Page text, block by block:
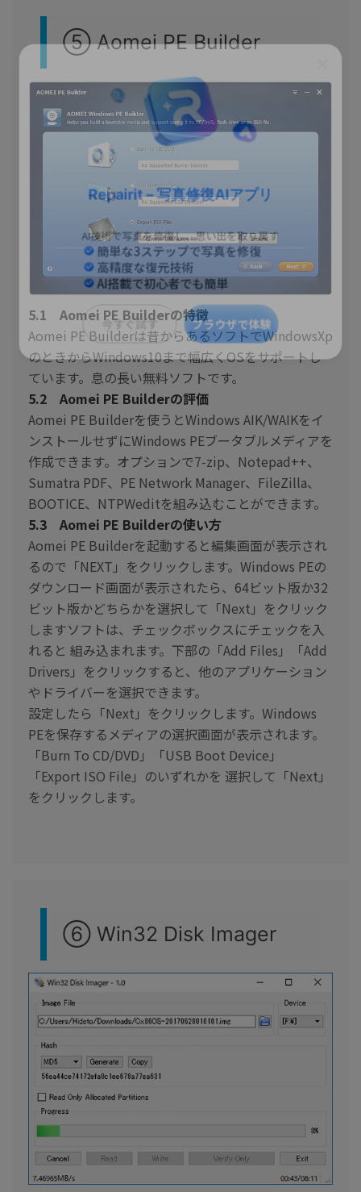
Repairit – 写真修復AIアプリ
AI技術で写真を修復し、思い出を取り戻す
簡単な3ステップで写真を修復
高精度な復元技術
AI搭載で初心者でも簡単
今すぐ試す ブラウザで体験
⑤ Aomei PE Builder
5.1 Aomei PE Builderの特徴
Aomei PE Builderは昔からあるソフトでWindowsXp
のときからWindows10まで幅広くOSをサポートし
ています。息の長い無料ソフトです。
5.2 Aomei PE Builderの評価
Aomei PE Builderを使うとWindows AIK/WAIKをイ
ンストールせずにWindows PEブータブルメディアを
作成できます。オプションで7-zip、Notepad++、
Sumatra PDF、PE Network Manager、FileZilla、
BOOTICE、NTPWeditを組み込むことができます。
5.3 Aomei PE Builderの使い方
Aomei PE Builderを起動すると編集画面が表示され
るので「NEXT」をクリックします。Windows PEの
ダウンロード画面が表示されたら、64ビット版か32
ビット版かどちらかを選択して「Next」をクリック
しますソフトは、チェックボックスにチェックを入
れると 組み込まれます。下部の「Add Files」「Add
Drivers」をクリックすると、他のアプリケーション
やドライバーを選択できます。
設定したら「Next」をクリックします。Windows
PEを保存するメディアの選択画面が表示されます。
「Burn To CD/DVD」「USB Boot Device」
「Export ISO File」のいずれかを 選択して「Next」
をクリックします。
⑥ Win32 Disk Imager